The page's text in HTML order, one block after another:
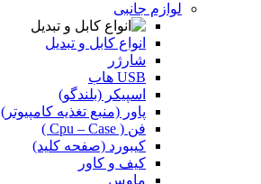
لوازم جانبی
انواع کابل و تبدیل
شارژر
USB هاب
اسپیکر (بلندگو)
پاور (منبع تغذیه کامپیوتر)
فن ( Cpu – Case )
کیبورد (صفحه کلید)
کیف و کاور
ماوس